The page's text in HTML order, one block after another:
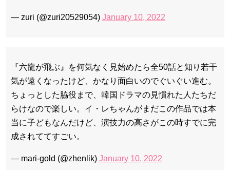
— zuri (@zuri20529054) January 10, 2022
『六龍が飛ぶ』を何気なく見始めたら全50話と知り若干
気が遠くなったけど、かなり面白いのでぐいぐい進む。
ちょっとした脇役まで、韓国ドラマの見慣れた人たちだ
らけなので楽しい。イ・レちゃんがまだこの作品では本
当に子どもなんだけど、演技力の高さがこの時すでに完
成されててすごい。
— mari-gold (@zhenlik) January 10, 2022